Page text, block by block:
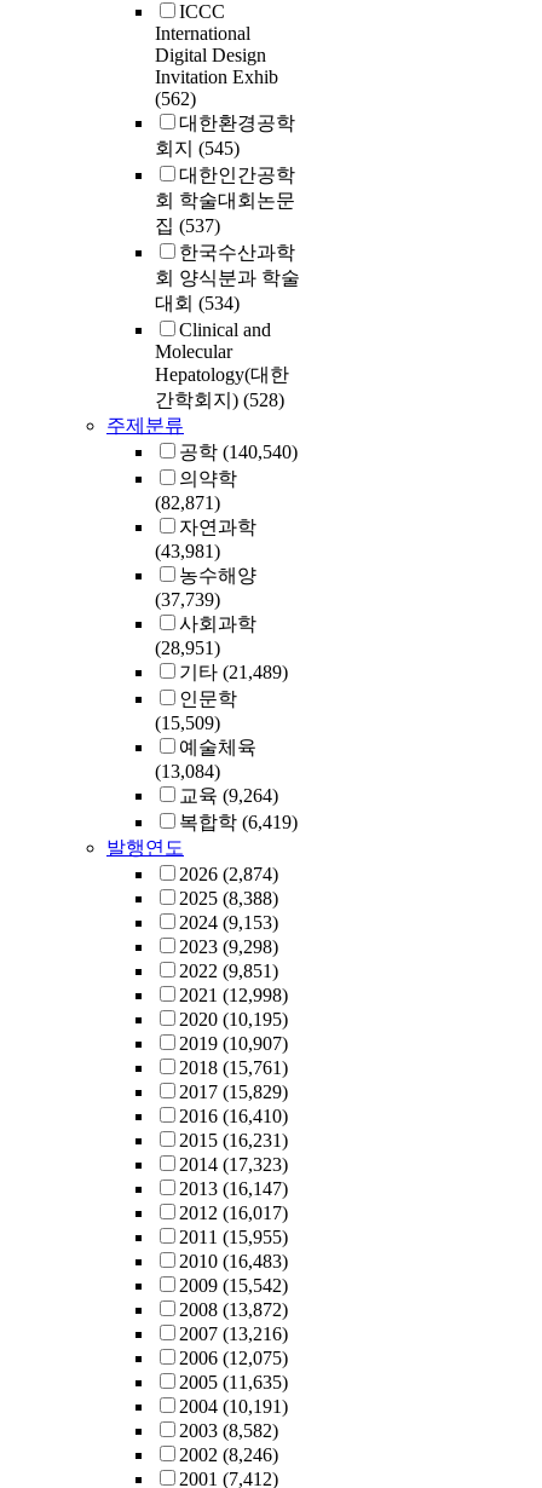
ICCC
International
Digital Design
Invitation Exhib
(562)
대한환경공학
회지 (545)
대한인간공학
회 학술대회논문
집 (537)
한국수산과학
회 양식분과 학술
대회 (534)
Clinical and
Molecular
Hepatology(대한
간학회지) (528)
주제분류
공학 (140,540)
의약학
(82,871)
자연과학
(43,981)
농수해양
(37,739)
사회과학
(28,951)
기타 (21,489)
인문학
(15,509)
예술체육
(13,084)
교육 (9,264)
복합학 (6,419)
발행연도
2026 (2,874)
2025 (8,388)
2024 (9,153)
2023 (9,298)
2022 (9,851)
2021 (12,998)
2020 (10,195)
2019 (10,907)
2018 (15,761)
2017 (15,829)
2016 (16,410)
2015 (16,231)
2014 (17,323)
2013 (16,147)
2012 (16,017)
2011 (15,955)
2010 (16,483)
2009 (15,542)
2008 (13,872)
2007 (13,216)
2006 (12,075)
2005 (11,635)
2004 (10,191)
2003 (8,582)
2002 (8,246)
2001 (7,412)